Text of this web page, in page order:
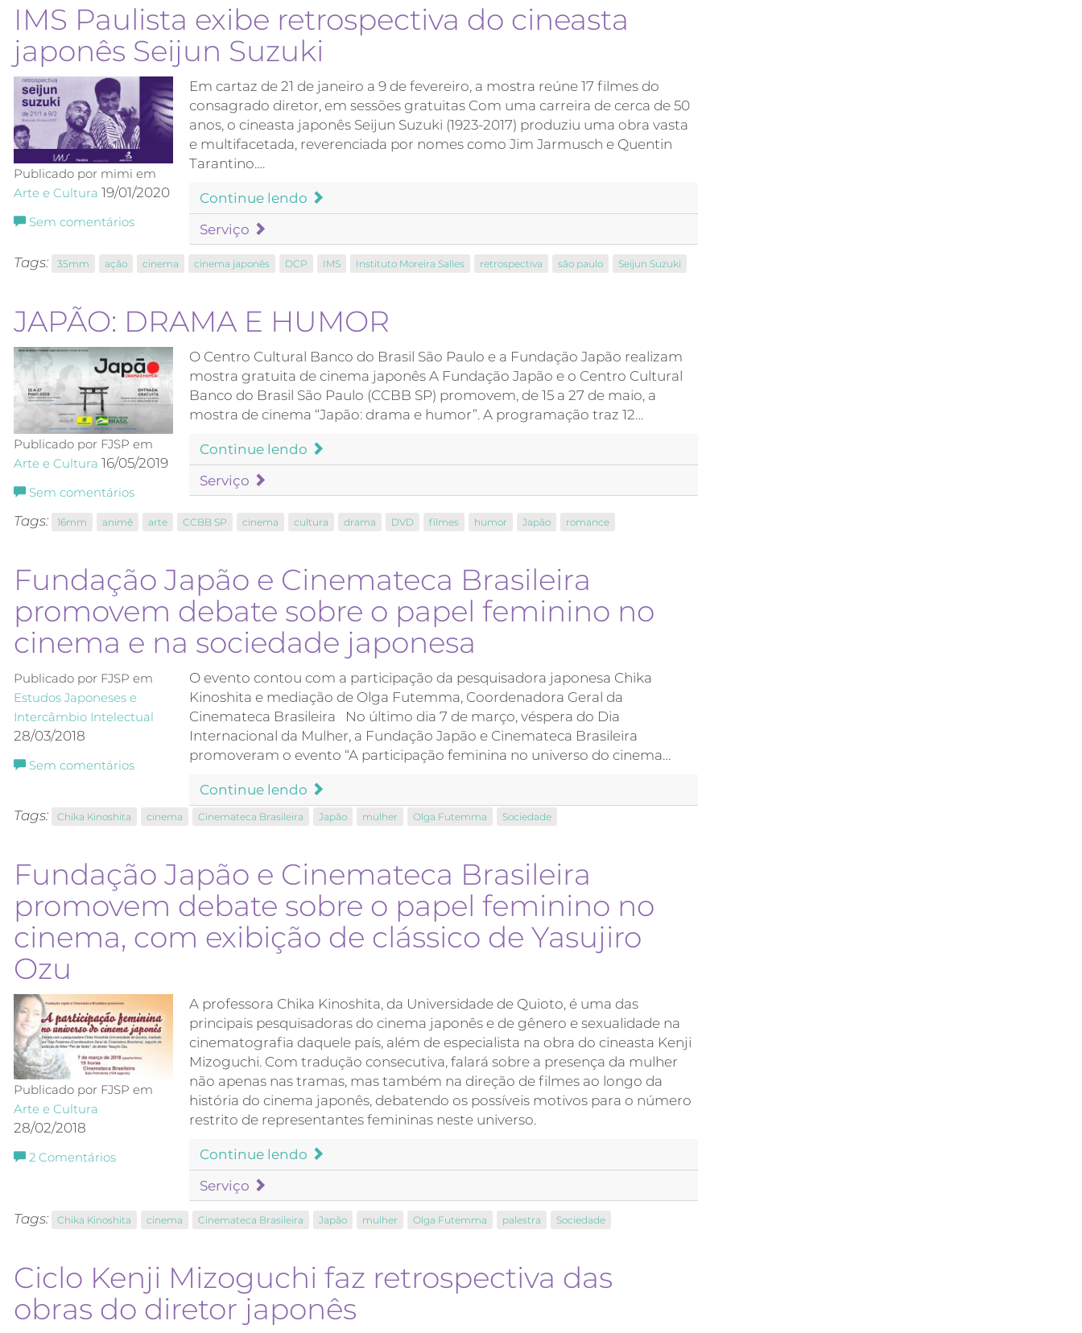
IMS Paulista exibe retrospectiva do cineasta
japonês Seijun Suzuki
Publicado por mimi em
Arte e Cultura 19/01/2020
Sem comentários
Em cartaz de 21 de janeiro a 9 de fevereiro, a mostra reúne 17 filmes do
consagrado diretor, em sessões gratuitas Com uma carreira de cerca de 50
anos, o cineasta japonês Seijun Suzuki (1923-2017) produziu uma obra vasta
e multifacetada, reverenciada por nomes como Jim Jarmusch e Quentin
Tarantino.…
Continue lendo
Serviço
Tags: 35mm ação cinema cinema japonês DCP IMS Instituto Moreira Salles retrospectiva são paulo Seijun Suzuki
JAPÃO: DRAMA E HUMOR
Publicado por FJSP em
Arte e Cultura 16/05/2019
Sem comentários
O Centro Cultural Banco do Brasil São Paulo e a Fundação Japão realizam
mostra gratuita de cinema japonês A Fundação Japão e o Centro Cultural
Banco do Brasil São Paulo (CCBB SP) promovem, de 15 a 27 de maio, a
mostra de cinema “Japão: drama e humor”. A programação traz 12…
Continue lendo
Serviço
Tags: 16mm animê arte CCBB SP cinema cultura drama DVD filmes humor Japão romance
Fundação Japão e Cinemateca Brasileira
promovem debate sobre o papel feminino no
cinema e na sociedade japonesa
Publicado por FJSP em
Estudos Japoneses e
Intercâmbio Intelectual
28/03/2018
Sem comentários
O evento contou com a participação da pesquisadora japonesa Chika
Kinoshita e mediação de Olga Futemma, Coordenadora Geral da
Cinemateca Brasileira No último dia 7 de março, véspera do Dia
Internacional da Mulher, a Fundação Japão e Cinemateca Brasileira
promoveram o evento “A participação feminina no universo do cinema…
Continue lendo
Tags:
Chika Kinoshita cinema Cinemateca Brasileira Japão mulher Olga Futemma Sociedade
Fundação Japão e Cinemateca Brasileira
promovem debate sobre o papel feminino no
cinema, com exibição de clássico de Yasujiro
Ozu
Publicado por FJSP em
Arte e Cultura
28/02/2018
2 Comentários
A professora Chika Kinoshita, da Universidade de Quioto, é uma das
principais pesquisadoras do cinema japonês e de gênero e sexualidade na
cinematografia daquele país, além de especialista na obra do cineasta Kenji
Mizoguchi. Com tradução consecutiva, falará sobre a presença da mulher
não apenas nas tramas, mas também na direção de filmes ao longo da
história do cinema japonês, debatendo os possíveis motivos para o número
restrito de representantes femininas neste universo.
Continue lendo
Serviço
Tags: Chika Kinoshita cinema Cinemateca Brasileira Japão mulher Olga Futemma palestra Sociedade
Ciclo Kenji Mizoguchi faz retrospectiva das
obras do diretor japonês